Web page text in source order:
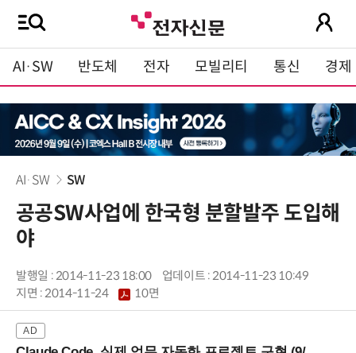
AI·SW 반도체 전자 모빌리티 통신 경제
AI·SW SW
공공SW사업에 한국형 분할발주 도입해
야
발행일 : 2014-11-23 18:00
업데이트 : 2014-11-23 10:49
지면 :2014-11-24 10면